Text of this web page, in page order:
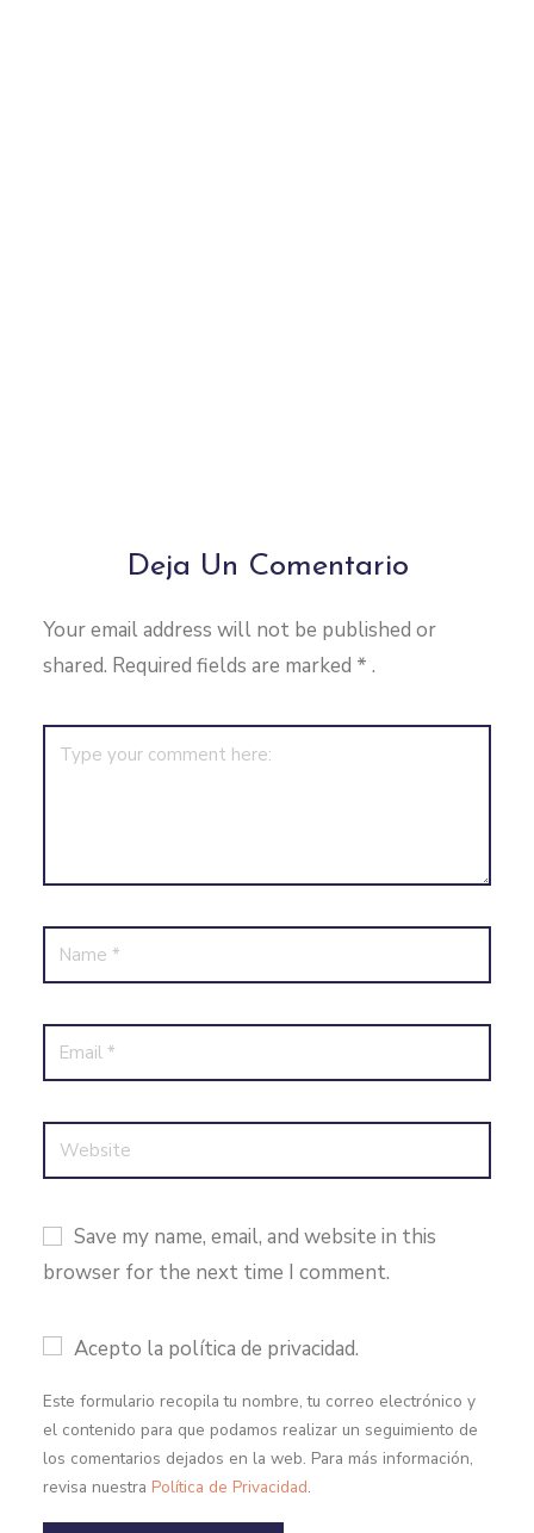
Deja Un Comentario
Your email address will not be published or
shared. Required fields are marked * .
Save my name, email, and website in this
browser for the next time I comment.
Acepto la política de privacidad.
Este formulario recopila tu nombre, tu correo electrónico y
el contenido para que podamos realizar un seguimiento de
los comentarios dejados en la web. Para más información,
revisa nuestra Política de Privacidad.